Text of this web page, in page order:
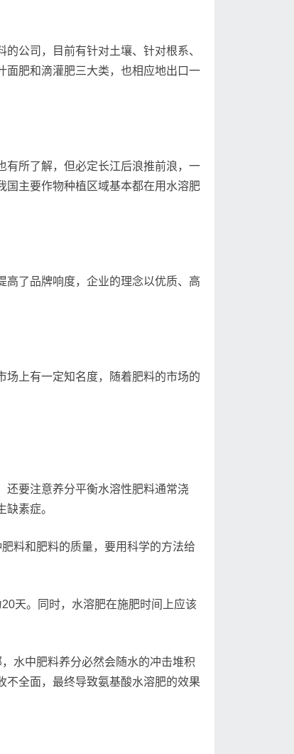
公司，目前有针对土壤、针对根系、
面肥和滴灌肥三大类，也相应地出口一
有所了解，但必定长江后浪推前浪，一
国主要作物种植区域基本都在用水溶肥
高了品牌响度，企业的理念以优质、高
场上有一定知名度，随着肥料的市场的
还要注意养分平衡水溶性肥料通常浇
素症。
料和肥料的质量，要用科学的方法给
天。同时，水溶肥在施肥时间上应该
水中肥料养分必然会随水的冲击堆积
不全面，最终导致氨基酸水溶肥的效果